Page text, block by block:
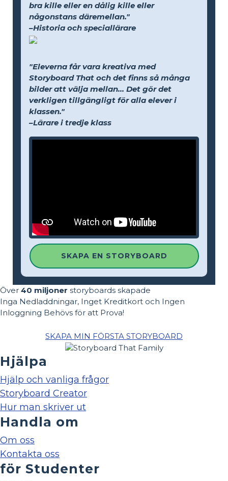
bra kille eller en dålig kille eller
någonstans däremellan."
–Historia och speciallärare
"Eleverna får vara kreativa med
Storyboard That och det finns så många
bilder att välja mellan... Det gör det
verkligen tillgängligt för alla elever i
klassen."
–Lärare i tredje klass
SKAPA EN STORYBOARD
Över 40 miljoner storyboards skapade
Inga Nedladdningar, Inget Kreditkort och Ingen
Inloggning Behövs för att Prova!
SKAPA MIN FÖRSTA STORYBOARD
Hjälpa
Hjälp och vanliga frågor
Storyboard Creator
Hur man skriver ut
Handla om
Om oss
Kontakta oss
för Studenter